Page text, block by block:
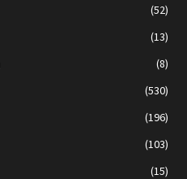
(52)
(13)
(8)
(530)
(196)
(103)
(15)